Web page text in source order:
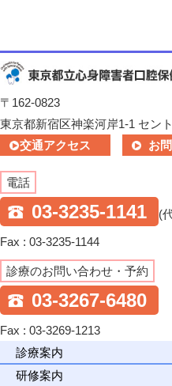
〒162-0823
東京都新宿区神楽河岸1-1 セン
交通アクセス
お
電話
03-3235-1141 (
Fax : 03-3235-1144
診療のお問い合わせ・予約
03-3267-6480
Fax : 03-3269-1213
診療案内
研修案内